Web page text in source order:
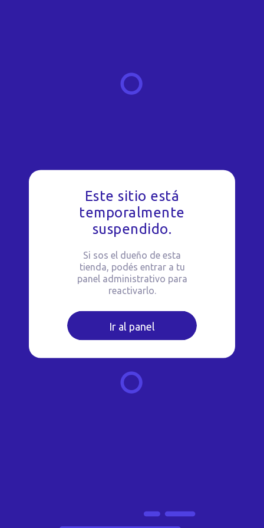
Este sitio está
temporalmente
suspendido.
Si sos el dueño de esta
tienda, podés entrar a tu
panel administrativo para
reactivarlo.
Ir al panel